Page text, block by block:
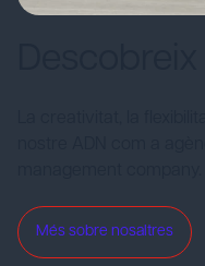
Més sobre nosaltres